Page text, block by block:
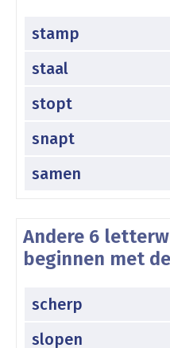
stamp
staal
stopt
snapt
samen
Andere 6
beginnen met
scherp
slopen